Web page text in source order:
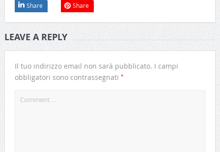
Share Share
LEAVE A REPLY
Il tuo indirizzo email non sarà pubblicato. I campi
obbligatori sono contrassegnati *